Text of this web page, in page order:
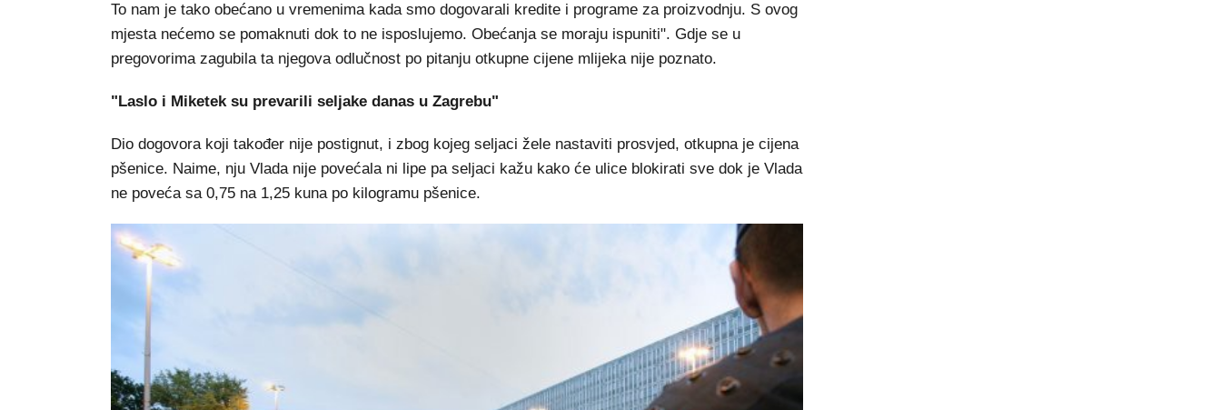
To nam je tako obećano u vremenima kada smo dogovarali kredite i programe za proizvodnju. S ovog
mjesta nećemo se pomaknuti dok to ne isposlujemo. Obećanja se moraju ispuniti". Gdje se u
pregovorima zagubila ta njegova odlučnost po pitanju otkupne cijene mlijeka nije poznato.
"Laslo i Miketek su prevarili seljake danas u Zagrebu"
Dio dogovora koji također nije postignut, i zbog kojeg seljaci žele nastaviti prosvjed, otkupna je cijena
pšenice. Naime, nju Vlada nije povećala ni lipe pa seljaci kažu kako će ulice blokirati sve dok je Vlada
ne poveća sa 0,75 na 1,25 kuna po kilogramu pšenice.